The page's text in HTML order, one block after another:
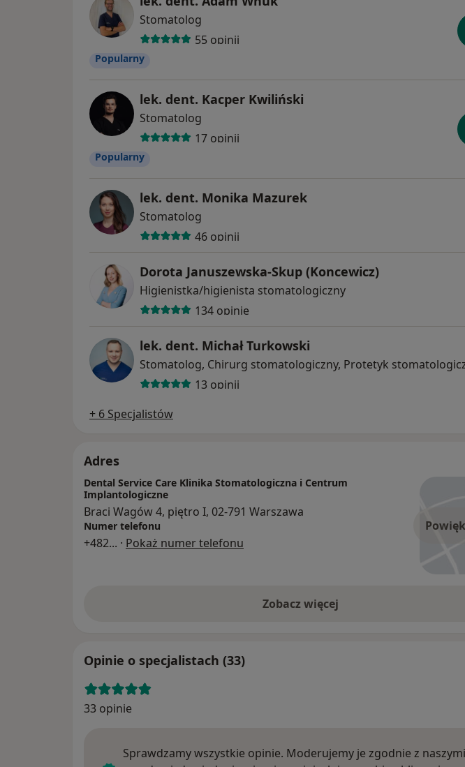
Stomatolog
55 opinii
Popularny
lek. dent. Kacper Kwiliński
Stomatolog
17 opinii
Popularny
lek. dent. Monika Mazurek
Stomatolog
46 opinii
Dorota Januszewska-Skup (Koncewicz)
Higienistka/higienista stomatologiczny
134 opinie
lek. dent. Michał Turkowski
Stomatolog, Chirurg stomatologiczny, Protetyk
13 opinii
+ 6 Specjalistów
Adres
Dental Service Care Klinika Stomatologiczna i Centrum
Implantologiczne
Braci Wagów 4, piętro I, 02-791 Warszawa
Numer telefonu
+482... · Pokaż numer telefonu
Zobacz więcej
Opinie o specjalistach (33)
33 opinie
Sprawdzamy wszystkie opinie. Moderujemy je zgodnie z naszymi